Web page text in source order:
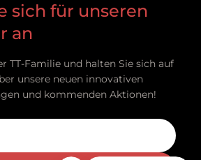
sich für unseren
an
TT-Familie und halten Sie sich auf
unsere neuen innovativen
und kommenden Aktionen!